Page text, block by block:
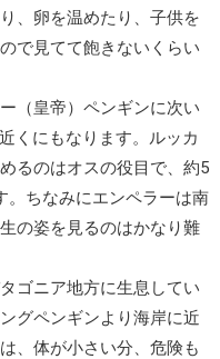
、卵を温めたり、子供を
で見てて飽きないくらい
（皇帝）ペンギンに次い
くにもなります。 ルッカ
るのはオスの役目で、約5
。ちなみにエンペラーは南
の姿を見るのはかなり難
ゴニア地方に生息してい
グペンギンより海岸に近
、体が小さい分、危険も